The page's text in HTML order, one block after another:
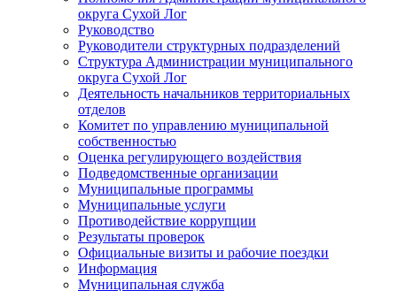
округа Сухой Лог
Руководство
Руководители структурных подразделений
Структура Администрации муниципального
округа Сухой Лог
Деятельность начальников территориальных
отделов
Комитет по управлению муниципальной
собственностью
Оценка регулирующего воздействия
Подведомственные организации
Муниципальные программы
Муниципальные услуги
Противодействие коррупции
Результаты проверок
Официальные визиты и рабочие поездки
Информация
Муниципальная служба